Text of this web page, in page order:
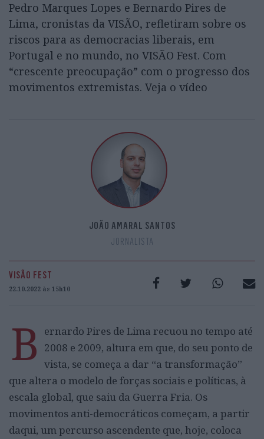
Pedro Marques Lopes e Bernardo Pires de
Lima, cronistas da VISÃO, refletiram sobre os
riscos para as democracias liberais, em
Portugal e no mundo, no VISÃO Fest. Com
“crescente preocupação” com o progresso dos
movimentos extremistas. Veja o vídeo
JOÃO AMARAL SANTOS
JORNALISTA
VISÃO FEST
22.10.2022 às 15h10
B
ernardo Pires de Lima recuou no tempo até
2008 e 2009, altura em que, do seu ponto de
vista, se começa a dar “a transformação”
que altera o modelo de forças sociais e políticas, à
escala global, que saiu da Guerra Fria. Os
movimentos anti-democráticos começam, a partir
daqui, um percurso ascendente que, hoje, coloca